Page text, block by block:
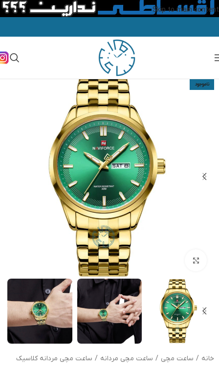
Skip to main content
ناموجود
خانه / ساعت مچی / ساعت مچی مردانه / ساعت مچی مردانه کلاسیک